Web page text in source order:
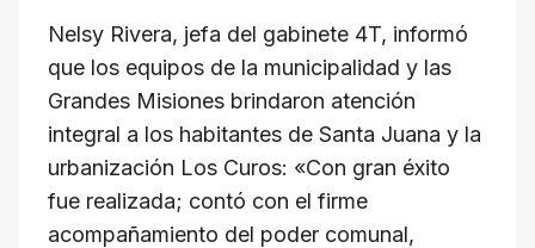
Nelsy Rivera, jefa del gabinete 4T, informó
que los equipos de la municipalidad y las
Grandes Misiones brindaron atención
integral a los habitantes de Santa Juana y la
urbanización Los Curos: «Con gran éxito
fue realizada; contó con el firme
acompañamiento del poder comunal,